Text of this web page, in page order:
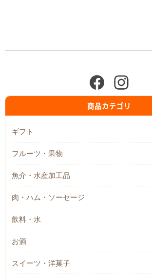
商品カテゴリ
ギフト
フルーツ・果物
魚介・水産加工品
肉・ハム・ソーセージ
飲料・水
お酒
スイーツ・洋菓子